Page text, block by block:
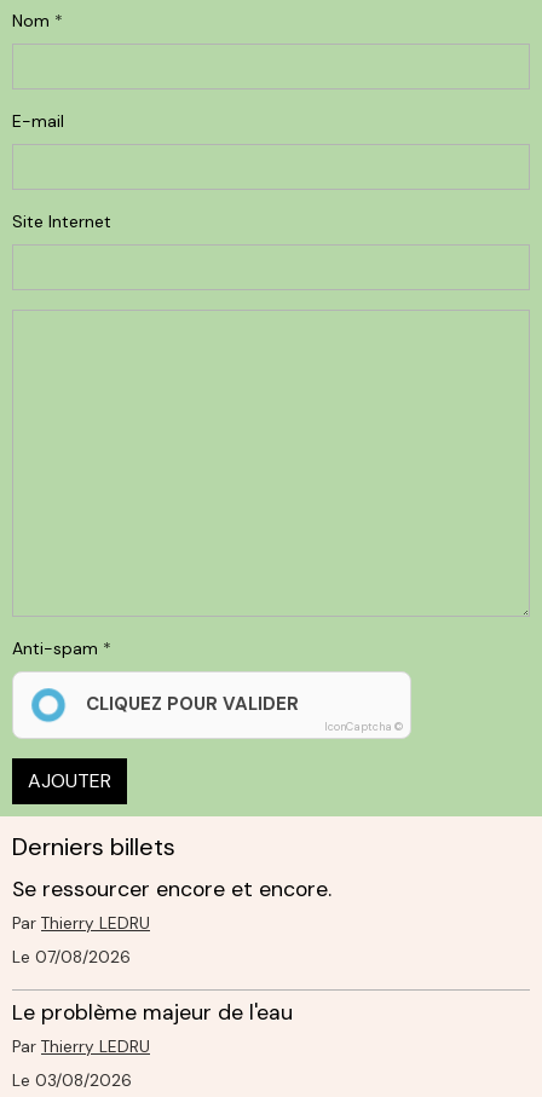
Nom
E-mail
Site Internet
Anti-spam
CLIQUEZ POUR VALIDER
IconCaptcha ©
AJOUTER
Derniers billets
Se ressourcer encore et encore.
Par Thierry LEDRU
Le 07/08/2026
Le problème majeur de l'eau
Par Thierry LEDRU
Le 03/08/2026